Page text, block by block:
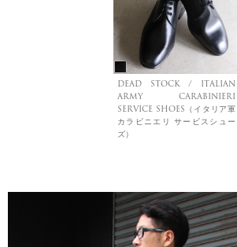
DEAD STOCK / ITALIAN
ARMY CARABINIERI
SERVICE SHOES（イタリア軍
カラビニエリ サービスシュー
ズ）